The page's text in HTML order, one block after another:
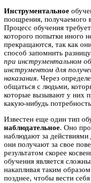
Инструментальное
поощрения, получаемого
Процесс обучения
которого попытки иного
прекращаются, так как
способ запомнить
при инструментальном
инструментом для
наказания. Через
общаться с людьми,
которые вызывают у них
какую-нибудь
Известен еще один тип
наблюдательное. Оно
наблюдают за
они получают за свое
результатом скорее
обучения является
накапливая таким
позднее, чтобы вести